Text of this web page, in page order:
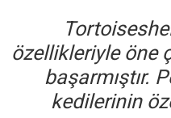
özellikleriyle öne
başarmıştır.
kedilerinin